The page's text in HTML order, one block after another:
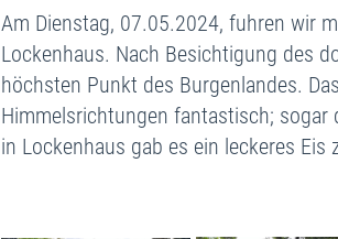
Am Dienstag, 07.05.2024, fuhren wir
Lockenhaus. Nach Besichtigung des
höchsten Punkt des Burgenlandes.
Himmelsrichtungen fantastisch;
in Lockenhaus gab es ein leckeres